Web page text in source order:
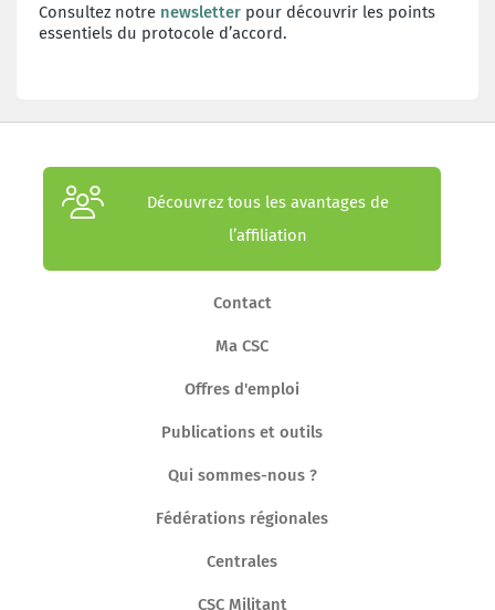
Consultez notre newsletter pour découvrir les points
essentiels du protocole d’accord.
Découvrez tous les avantages de
l’affiliation
Contact
Ma CSC
Offres d'emploi
Publications et outils
Qui sommes-nous ?
Fédérations régionales
Centrales
CSC Militant